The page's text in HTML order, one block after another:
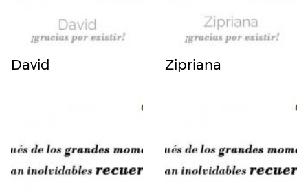
David Zipriana